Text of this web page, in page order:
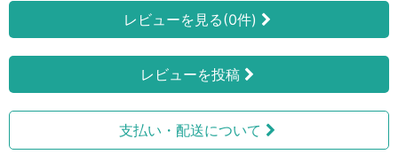
レビューを見る(0件)
レビューを投稿
支払い・配送について